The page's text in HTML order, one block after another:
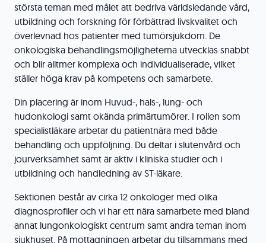
största teman med målet att bedriva världsledande vård,
utbildning och forskning för förbättrad livskvalitet och
överlevnad hos patienter med tumörsjukdom. De
onkologiska behandlingsmöjligheterna utvecklas snabbt
och blir alltmer komplexa och individualiserade, vilket
ställer höga krav på kompetens och samarbete.
Din placering är inom Huvud-, hals-, lung- och
hudonkologi samt okända primärtumörer. I rollen som
specialistläkare arbetar du patientnära med både
behandling och uppföljning. Du deltar i slutenvård och
jourverksamhet samt är aktiv i kliniska studier och i
utbildning och handledning av ST-läkare.
Sektionen består av cirka 12 onkologer med olika
diagnosprofiler och vi har ett nära samarbete med bland
annat lungonkologiskt centrum samt andra teman inom
sjukhuset. På mottagningen arbetar du tillsammans med